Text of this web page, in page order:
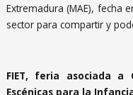
Extremadura (MAE), fecha
sector para compartir y
FIET, feria asociada a
Escénicas para la